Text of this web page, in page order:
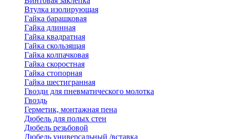
Втулка изолирующая
Гайка барашковая
Гайка длинная
Гайка квадратная
Гайка скользящая
Гайка колпачковая
Гайка скоростная
Гайка стопорная
Гайка шестигранная
Гвозди для пневматического молотка
Гвоздь
Герметик, монтажная пена
Дюбель для полых стен
Дюбель резьбовой
Дюбель универсальный /вставка